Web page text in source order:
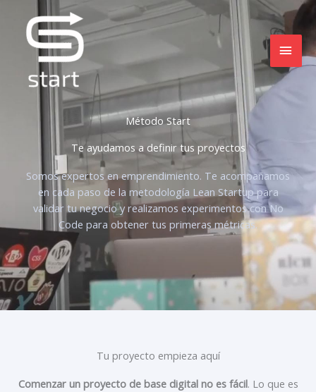
contenido
Método Start
Te ayudamos a definir tus proyectos
Somos expertos en emprendimiento. Te acompañamos
en cada paso de la metodología Lean Startup para
validar tu negocio y realizamos experimentos con No
Code para obtener tus primeras métricas.
Tu proyecto empieza aquí
Comenzar un proyecto de base digital no es fácil. Lo que es